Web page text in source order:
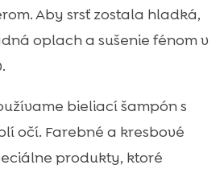
Aby srsť zostala hladká,
oplach a sušenie fénom v
bieliací šampón s
očí. Farebné a kresbové
produkty, ktoré